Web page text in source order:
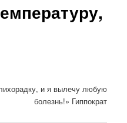
и я вылечу любую
болезнь!» Гиппократ